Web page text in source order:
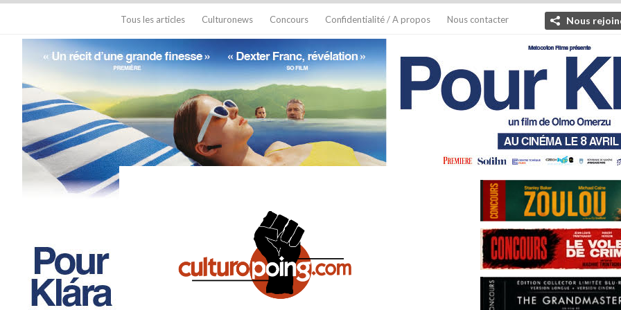
Tous les articles Culturonews Concours Confidentialité / A propos Nous contacter Nous